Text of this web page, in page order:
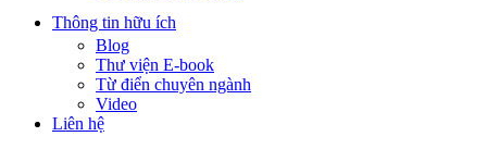
Thông tin hữu ích
Blog
Thư viện E-book
Từ điển chuyên ngành
Video
Liên hệ